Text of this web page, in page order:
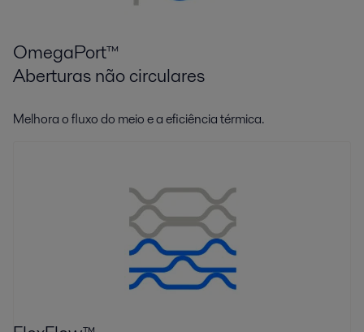
OmegaPort™
Aberturas não circulares
Melhora o fluxo do meio e a eficiência térmica.